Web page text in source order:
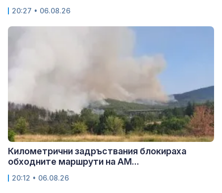
20:27 • 06.08.26
Километрични задръствания блокираха
обходните маршрути на АМ...
20:12 • 06.08.26